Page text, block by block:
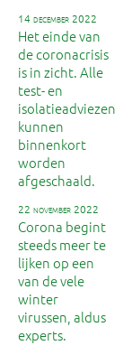
14 december 2022
Het einde van
de coronacrisis
is in zicht. Alle
test- en
isolatieadviezen
kunnen
binnenkort
worden
afgeschaald.
22 november 2022
Corona begint
steeds meer te
lijken op een
van de vele
winter
virussen, aldus
experts.